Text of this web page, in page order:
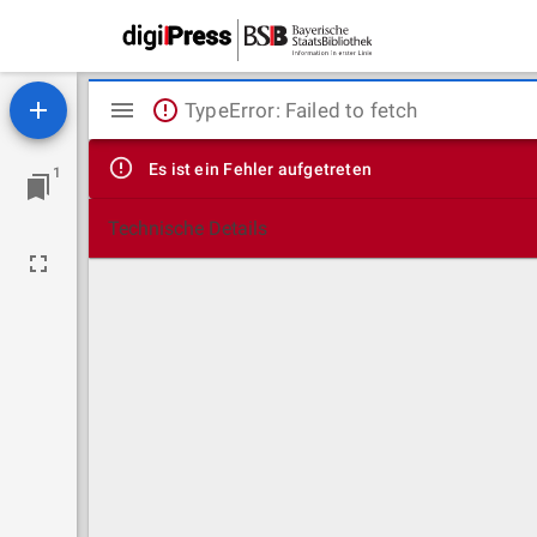
1
Mirador
Viewer
TypeError: Failed to fetch
Es ist ein Fehler aufgetreten
Technische Details